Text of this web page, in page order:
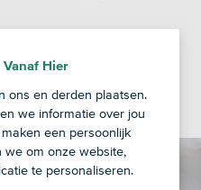
Hier
ons en derden plaatsen.
we informatie over jou
een persoonlijk
we om onze website,
te personaliseren.